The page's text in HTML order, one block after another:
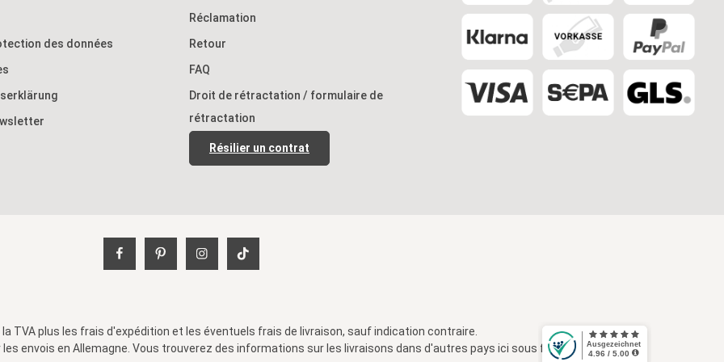
massive en plastique, noir
et grand dossier confortable
aux intempéries et aux UV
un
design moderne
pas de montage
en plastique (polypropylène)
: 41 x 77,5 x 48 cm largeur
47,5 cm
41,5 cm hauteur du
en noir livraison par
des données
Réclamation
Retour
FAQ
Droit de rétractation / formulaire de
rétractation
Résilier un contrat
TVA plus les frais d'expédition et les éventuels frais de livraison, sauf indication contraire.
envois en Allemagne. Vous trouverez des informations sur les livraisons dans d'autres pays ici sous frais d'expédition.